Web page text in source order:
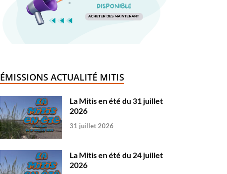
ÉMISSIONS ACTUALITÉ MITIS
La Mitis en été du 31 juillet
2026
31 juillet 2026
La Mitis en été du 24 juillet
2026